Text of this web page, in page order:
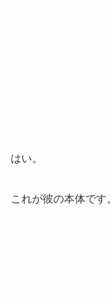
はい。
これが彼の本体です。